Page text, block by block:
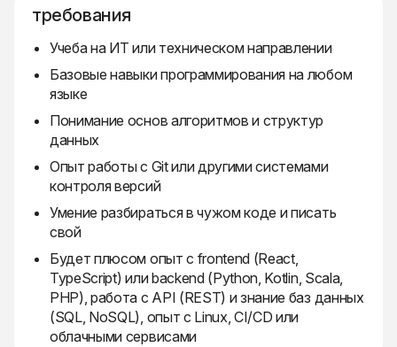
требования
Учеба на ИТ или техническом направлении
Базовые навыки программирования на любом
языке
Понимание основ алгоритмов и структур
данных
Опыт работы с Git или другими системами
контроля версий
Умение разбираться в чужом коде и писать
свой
Будет плюсом опыт с frontend (React,
TypeScript) или backend (Python, Kotlin, Scala,
PHP), работа с API (REST) и знание баз данных
(SQL, NoSQL), опыт с Linux, CI/CD или
облачными сервисами